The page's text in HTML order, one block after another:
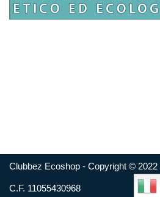
Clubbez Ecoshop - Copyright © 2022
C.F. 11055430968